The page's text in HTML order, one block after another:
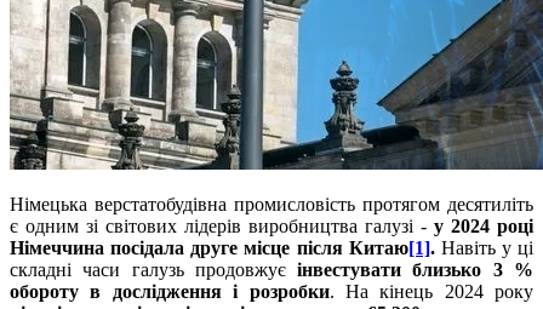
Німецька верстатобудівна промисловість протягом десятиліть
є одним зі світових лідерів виробництва галузі - у 2024 році
Німеччина посідала друге місце після Китаю[1].Навіть у ці
складні часи галузь продовжуєінвестувати близько 3 %
обороту в дослідження і розробки. На кінець 2024 року